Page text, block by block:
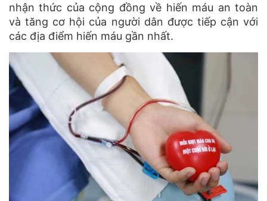
nhận thức của cộng đồng về hiến máu an toàn
và tăng cơ hội của người dân được tiếp cận với
các địa điểm hiến máu gần nhất.